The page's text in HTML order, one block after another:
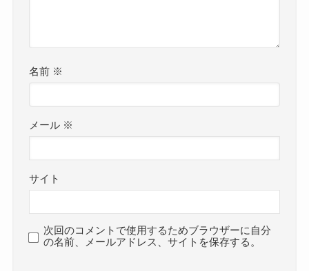
名前 ※
メール ※
サイト
次回のコメントで使用するためブラウザーに自分
の名前、メールアドレス、サイトを保存する。